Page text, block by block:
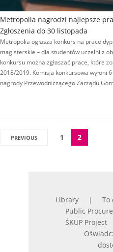
Metropolia nagrodzi najlepsze
Zgłoszenia do 30 listopada
Metropolia ogłasza konkurs na prace
magisterskie – dla studentów uczelni z
konkursu można zgłaszać prace, które
2018/2019. Komisja konkursowa wyłoni
nagrody Przewodniczącego Zarządu
PREVIOUS 1 2
Library
To
Public
ŚKUP Project